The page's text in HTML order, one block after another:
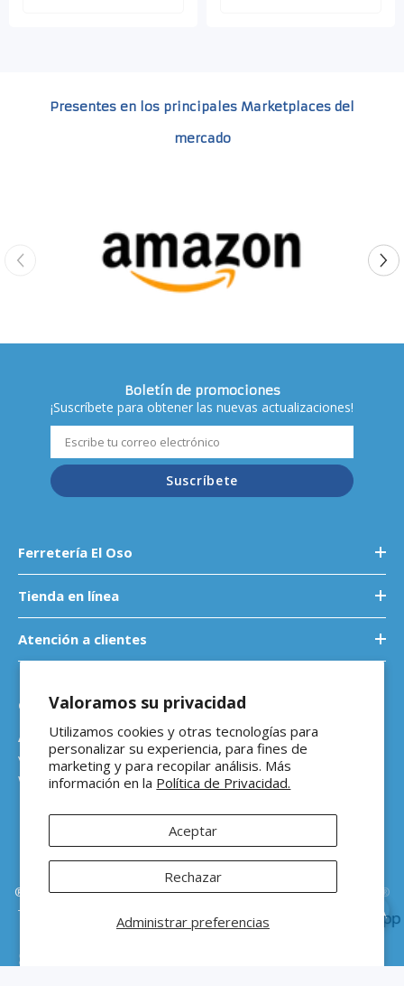
Valoramos su privacidad
Utilizamos cookies y otras tecnologías para
personalizar su experiencia, para fines de
marketing y para recopilar análisis. Más
información en la Política de Privacidad.
Administrar preferencias
Aceptar
Rechazar
Presentes en los principales Marketplaces del
mercado
Boletín de promociones
¡Suscríbete para obtener las nuevas actualizaciones!
Suscríbete
Ferretería El Oso
Tienda en línea
Atención a clientes
Contáctanos
Atención a empresas
ventasb2b@ferreteriaeloso.mx
WhatsApp: 464 205 4992
®Ferretería El Oso Todos los derechos reservados |Vitamina Online®
Todos los precios de venta sugeridos están en MXN ($) e incluyen IVA